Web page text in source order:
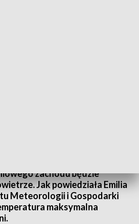
zachodu będzie
Jak powiedziała Emilia
Meteorologii i Gospodarki
maksymalna